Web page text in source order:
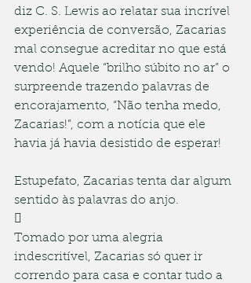
diz C. S. Lewis ao relatar sua incrível
experiência de conversão, Zacarias
mal consegue acreditar no que está
vendo! Aquele “brilho súbito no ar” o
surpreende trazendo palavras de
encorajamento, “Não tenha medo,
Zacarias!”, com a notícia que ele
havia já havia desistido de esperar!
Estupefato, Zacarias tenta dar algum
sentido às palavras do anjo.

Tomado por uma alegria
indescritível, Zacarias só quer ir
correndo para casa e contar tudo a